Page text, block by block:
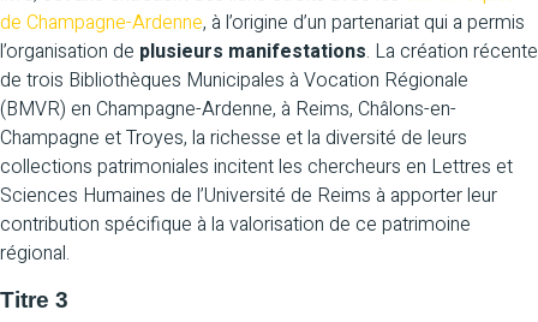
de Champagne-Ardenne, à l’origine d’un partenariat qui a permis
l’organisation de plusieurs manifestations. La création récente
de trois Bibliothèques Municipales à Vocation Régionale
(BMVR) en Champagne-Ardenne, à Reims, Châlons-en-
Champagne et Troyes, la richesse et la diversité de leurs
collections patrimoniales incitent les chercheurs en Lettres et
Sciences Humaines de l’Université de Reims à apporter leur
contribution spécifique à la valorisation de ce patrimoine
régional.
Titre 3